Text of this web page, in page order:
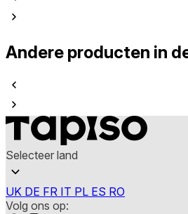
Andere producten in
Selecteer land
UK DE FR IT PL ES RO
Volg ons op: